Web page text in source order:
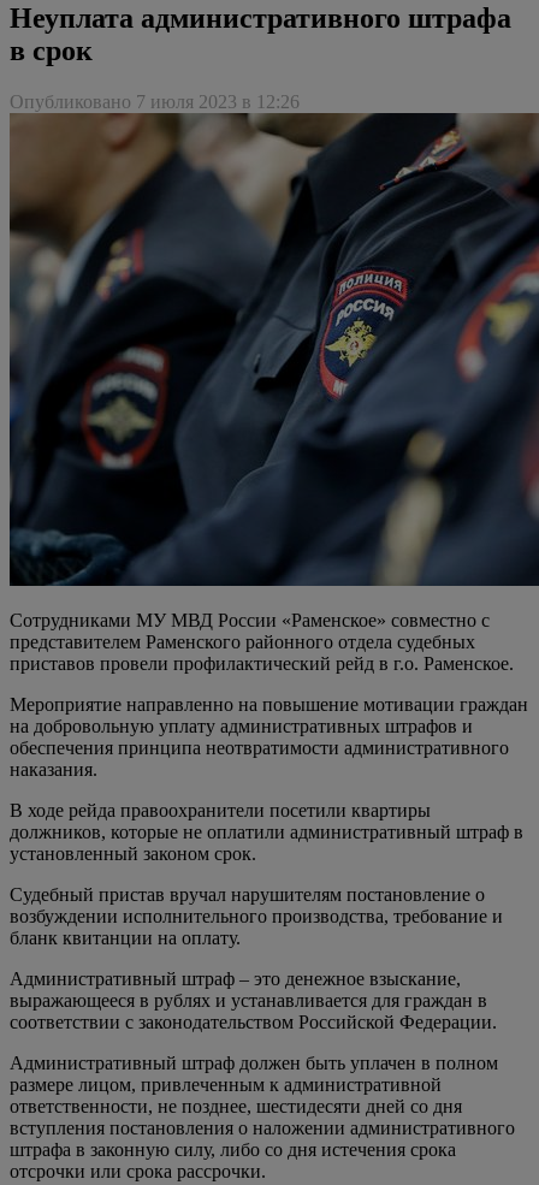
Неуплата административного штрафа
в срок
Опубликовано 7 июля 2023 в 12:26
Сотрудниками МУ МВД России «Раменское» совместно с
представителем Раменского районного отдела судебных
приставов провели профилактический рейд в г.о. Раменское.
Мероприятие направленно на повышение мотивации граждан
на добровольную уплату административных штрафов и
обеспечения принципа неотвратимости административного
наказания.
В ходе рейда правоохранители посетили квартиры
должников, которые не оплатили административный штраф в
установленный законом срок.
Судебный пристав вручал нарушителям постановление о
возбуждении исполнительного производства, требование и
бланк квитанции на оплату.
Административный штраф – это денежное взыскание,
выражающееся в рублях и устанавливается для граждан в
соответствии с законодательством Российской Федерации.
Административный штраф должен быть уплачен в полном
размере лицом, привлеченным к административной
ответственности, не позднее, шестидесяти дней со дня
вступления постановления о наложении административного
штрафа в законную силу, либо со дня истечения срока
отсрочки или срока рассрочки.